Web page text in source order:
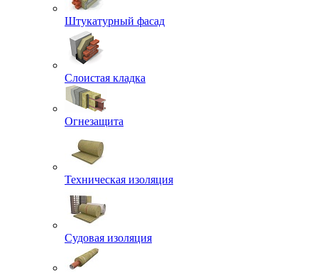
Штукатурный фасад
Слоистая кладка
Огнезащита
Техническая изоляция
Судовая изоляция